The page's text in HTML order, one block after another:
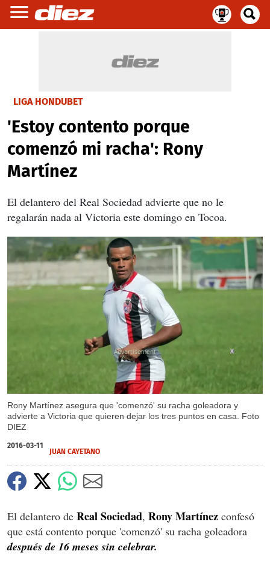
LIGA HONDUBET
'Estoy contento porque
comenzó mi racha': Rony
Martínez
El delantero del Real Sociedad advierte que no le
regalarán nada al Victoria este domingo en Tocoa.
Rony Martínez asegura que 'comenzó' su racha goleadora y
advierte a Victoria que quieren dejar los tres puntos en casa. Foto
DIEZ
X
2016-03-11
JUAN CAYETANO
El delantero de Real Sociedad, Rony Martínez confesó
que está contento porque 'comenzó' su racha goleadora
después de 16 meses sin celebrar.